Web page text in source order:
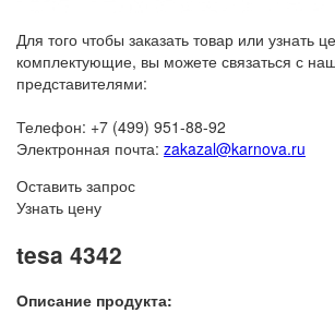
Для того чтобы заказать товар или узнать
комплектующие, вы можете связаться с
представителями:
Телефон: +7 (499) 951-88-92
Электронная почта: zakazal@karnova.ru
Оставить запрос
Узнать цену
tesa 4342
Описание продукта: